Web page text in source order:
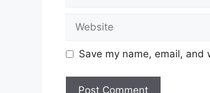
Website
Save my name, email,